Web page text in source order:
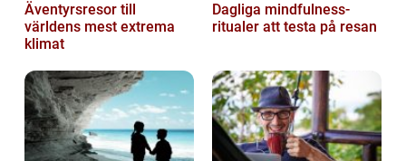
Äventyrsresor till
världens mest extrema
klimat
Dagliga mindfulness-
ritualer att testa på resan